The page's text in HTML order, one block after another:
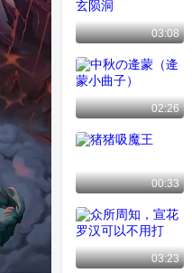
03:08
02:26
00:33
03:23